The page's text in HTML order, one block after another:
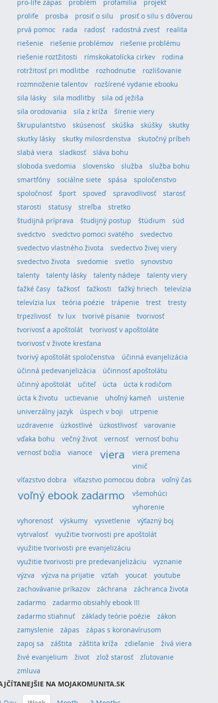
pro-life zápas
problém profamilia
projekt
prolife
prosba prosiť o silu
prosiť o silu s dôverou
prvá pomoc
rada radosť radostná zvesť
realita
riešenie
riešenie problémov
riešenie problému
riešenie roztžitosti
rímskokatolícka cirkev
rodina
rotržitosť pri modlitbe
rozhodnutie
rozlišovanie
rozmnoženie talentov
rozšírené vydanie ebooku
sila lásky
sila modlitby
sila od ježiša
sila orodovania
sila z kríža
šírenie viery
škrupulantstvo
skúsenosť skúška skúšky
skutky
skutky lásky
skutky milosrdenstva
skutočný príbeh
slabá viera
sladkosť
sláva bohu
sloboda svedomia
slovensko služba
služba bohu
smartfóny
sociálne siete spása
spoločenstvo
spoločnosť
šport spoveď spravodlivosť
starosť
starosti
statusy streľba
stretko
študijná príprava
študijný postup štúdium
súd
svedctvo
svedctvo pomoci svätého
svedectvo
svedectvo vlastného života
svedectvo živej viery
svedectvo života
svedomie svetlo
synovstvo
talenty
talenty lásky talenty nádeje
talenty viery
ťažké časy
ťažkosť ťažkosti ťažký hriech
televízia
televízia lux
teória poézie trápenie trest
tresty
trpezlivosť
tv lux tvorivé písanie
tvorivosť
tvorivosť a apoštolát
tvorivosť v apoštoláte
tvorivosť v živote kresťana
tvorivý apoštolát spoločenstva
účinná evanjelizácia
účinná pedevanjelizácia
účinnosť apoštolátu
účinný apoštolát
učiteľ úcta
úcta k rodičom
úcta k životu
uctievanie uhoľný kameň
uistenie
univerzálny jazyk
úspech v boji
utrpenie
uzdravenie
úzkostlivé úzkostlivosť
varovanie
vďaka bohu
večný život vernosť
vernosť bohu
vernosť božia
vianoce viera
viera premena
vinič
víťazstvo dobra
víťazstvo pomocou dobra voľný čas
voľný ebook zadarmo
všemohúci
vyhorenie
vyhorenosť
výskumy vysvetlenie
výťazný boj
vytrvalosť
využitie tvorivosti pre apoštolát
využitie tvorivosti pre evanjelizáciu
využitie tvorivosti pre predevanjelizáciu
vyznanie
výzva
výzva na prijatie vzťah youcat
youtube
zachovávanie príkazov
záchrana
záchranca života
zadarmo
zadarmo obsiahly ebook !!!
zadarmo stiahnuť
základy teórie poézie
zákon
zamyslenie
zápas
zápas s koronavírusom
zapoj sa
záštita záštita kríža zdieľanie
živá viera
živé evanjelium
život zlož starosť
zľutovanie
zmluva
NA MOJAKOMUNITA.SK